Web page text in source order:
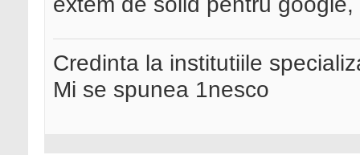
Credinta la institutiile
Mi se spunea 1nesco